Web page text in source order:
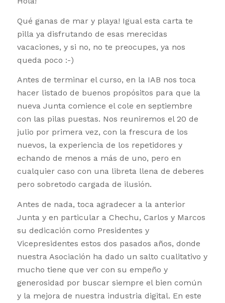
Qué ganas de mar y playa! Igual esta carta te
pilla ya disfrutando de esas merecidas
vacaciones, y si no, no te preocupes, ya nos
queda poco :-)
Antes de terminar el curso, en la IAB nos toca
hacer listado de buenos propósitos para que la
nueva Junta comience el cole en septiembre
con las pilas puestas. Nos reuniremos el 20 de
julio por primera vez, con la frescura de los
nuevos, la experiencia de los repetidores y
echando de menos a más de uno, pero en
cualquier caso con una libreta llena de deberes
pero sobretodo cargada de ilusión.
Antes de nada, toca agradecer a la anterior
Junta y en particular a Chechu, Carlos y Marcos
su dedicación como Presidentes y
Vicepresidentes estos dos pasados años, donde
nuestra Asociación ha dado un salto cualitativo y
mucho tiene que ver con su empeño y
generosidad por buscar siempre el bien común
y la mejora de nuestra industria digital. En este